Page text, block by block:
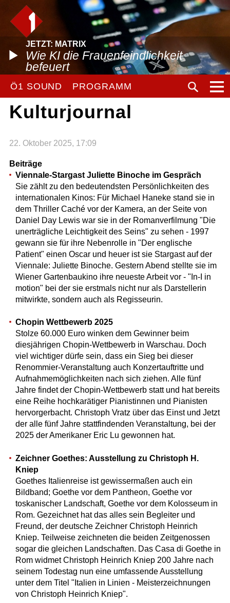
JETZT: MATRIX
Wie KI die Frauenfeindlichkeit
befeuert
Ö1 SOUND PROGRAMM
Kulturjournal
22. Oktober 2025, 17:09
Beiträge
Viennale-Stargast Juliette Binoche im Gespräch
Sie zählt zu den bedeutendsten Persönlichkeiten des
internationalen Kinos: Für Michael Haneke stand sie in
dem Thriller Caché vor der Kamera, an der Seite von
Daniel Day Lewis war sie in der Romanverfilmung "Die
unerträgliche Leichtigkeit des Seins" zu sehen - 1997
gewann sie für ihre Nebenrolle in "Der englische
Patient" einen Oscar und heuer ist sie Stargast auf der
Viennale: Juliette Binoche. Gestern Abend stellte sie im
Wiener Gartenbaukino ihre neueste Arbeit vor - "In-I in
motion" bei der sie erstmals nicht nur als Darstellerin
mitwirkte, sondern auch als Regisseurin.
Chopin Wettbewerb 2025
Stolze 60.000 Euro winken dem Gewinner beim
diesjährigen Chopin-Wettbewerb in Warschau. Doch
viel wichtiger dürfe sein, dass ein Sieg bei dieser
Renommier-Veranstaltung auch Konzertauftritte und
Aufnahmemöglichkeiten nach sich ziehen. Alle fünf
Jahre findet der Chopin-Wettbewerb statt und hat bereits
eine Reihe hochkarätiger Pianistinnen und Pianisten
hervorgerbacht. Christoph Vratz über das Einst und Jetzt
der alle fünf Jahre stattfindenden Veranstaltung, bei der
2025 der Amerikaner Eric Lu gewonnen hat.
Zeichner Goethes: Ausstellung zu Christoph H.
Kniep
Goethes Italienreise ist gewissermaßen auch ein
Bildband; Goethe vor dem Pantheon, Goethe vor
toskanischer Landschaft, Goethe vor dem Kolosseum in
Rom. Gezeichnet hat das alles sein Begleiter und
Freund, der deutsche Zeichner Christoph Heinrich
Kniep. Teilweise zeichneten die beiden Zeitgenossen
sogar die gleichen Landschaften. Das Casa di Goethe in
Rom widmet Christoph Heinrich Kniep 200 Jahre nach
seinem Todestag nun eine umfassende Ausstellung
unter dem Titel "Italien in Linien - Meisterzeichnungen
von Christoph Heinrich Kniep".